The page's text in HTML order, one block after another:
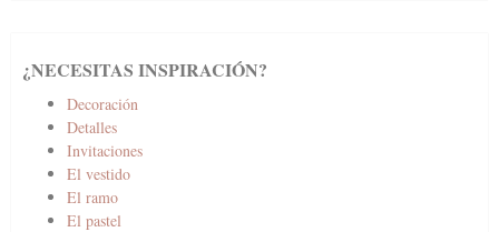
¿NECESITAS INSPIRACIÓN?
Decoración
Detalles
Invitaciones
El vestido
El ramo
El pastel